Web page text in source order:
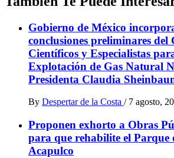
Gobierno de México
conclusiones preliminares del
Científicos y Especialistas
Explotación de Gas Natural
Presidenta Claudia
By Despertar de la Costa / 7 agosto,
Proponen exhorto a Obras
para que rehabilite el Parque
Acapulco